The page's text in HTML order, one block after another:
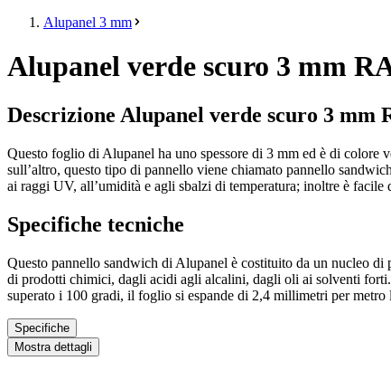
Alupanel 3 mm
Alupanel verde scuro 3 mm
Descrizione Alupanel verde scuro 3 mm
Questo foglio di Alupanel ha uno spessore di 3 mm ed è di colore
sull’altro, questo tipo di pannello viene chiamato pannello
ai raggi UV, all’umidità e agli sbalzi di temperatura; inoltre è
Specifiche tecniche
Questo pannello sandwich di Alupanel è costituito da un nucleo
di prodotti chimici, dagli acidi agli alcalini, dagli oli ai solventi forti.
superato i 100 gradi, il foglio si espande di 2,4 millimetri per metro
Specifiche
Mostra dettagli